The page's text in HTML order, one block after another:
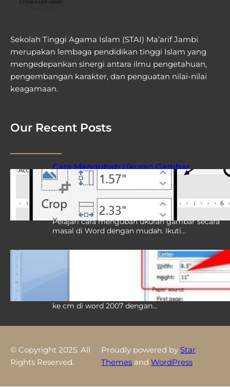
Sekolah Tinggi Agama Islam (STAI) Ma’arif Jambi
merupakan lembaga pendidikan tinggi Islam yang
mengedepankan sinergi antara ilmu pengetahuan,
pengembangan karakter, dan penguatan nilai-nilai
keagamaan.
Our Recent Posts
Cara Mengubah Ukuran Gambar
Secara Masal di Word Ternyata
Semudah Ini, Wajib Tahu Agar Hemat
Waktu
Pelajari cara mengubah ukuran gambar secara
masal di Word dengan mudah. Ikuti…
Ternyata Semudah Ini Cara Mengubah
Ukuran Inchi ke Cm di Word 2007, 3
Langkah Praktis Tanpa Ribet
Panduan lengkap cara mengubah ukuran inchi
ke cm di word 2007 dengan…
© Copyright 2025. All
Rights Reserved.
Proudly powered by Star
Themes andWordPress.